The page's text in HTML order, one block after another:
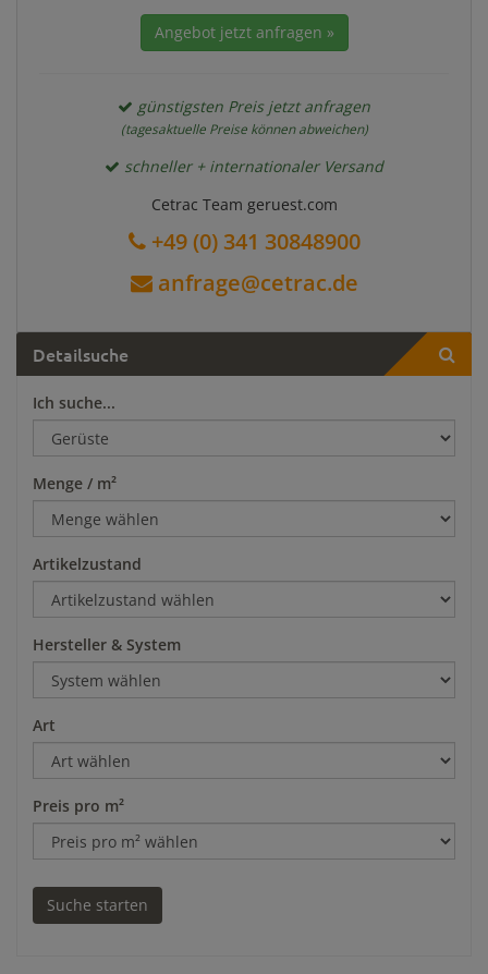
Angebot jetzt anfragen »
günstigsten Preis jetzt anfragen
(tagesaktuelle Preise können abweichen)
schneller + internationaler Versand
Cetrac Team geruest.com
+49 (0) 341 30848900
anfrage@cetrac.de
Detailsuche
Ich suche...
Menge / m²
Artikelzustand
Hersteller & System
Art
Preis pro m²